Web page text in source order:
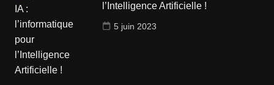
l’Intelligence Artificielle !
5 juin 2023